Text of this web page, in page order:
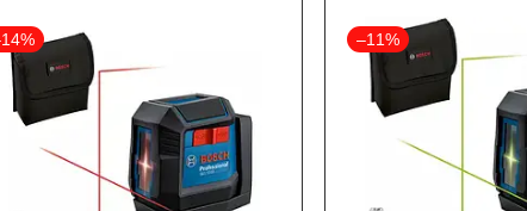
–11%